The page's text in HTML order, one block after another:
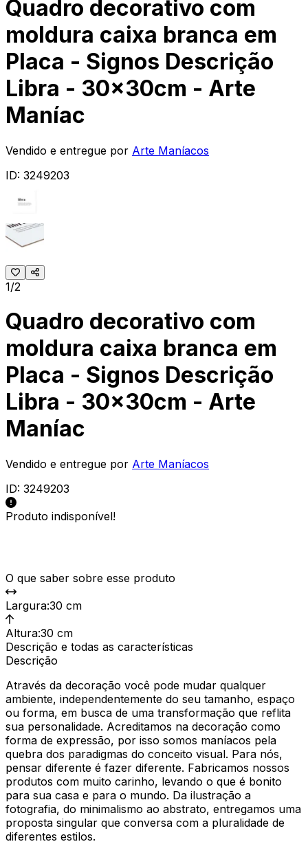
Quadro decorativo com
moldura caixa branca em
Placa - Signos Descrição
Libra - 30x30cm - Arte
Maníac
Vendido e entregue por Arte Maníacos
ID: 3249203
1/2
Quadro decorativo com
moldura caixa branca em
Placa - Signos Descrição
Libra - 30x30cm - Arte
Maníac
Vendido e entregue por Arte Maníacos
ID: 3249203
Produto indisponível!
O que saber sobre esse produto
Largura:30 cm
Altura:30 cm
Descrição e todas as características
Descrição
Através da decoração você pode mudar qualquer
ambiente, independentemente do seu tamanho, espaço
ou forma, em busca de uma transformação que reflita
sua personalidade. Acreditamos na decoração como
forma de expressão, por isso somos maníacos pela
quebra dos paradigmas do conceito visual. Para nós,
pensar diferente é fazer diferente. Fabricamos nossos
produtos com muito carinho, levando o que é bonito
para sua casa e para o mundo. Da ilustração a
fotografia, do minimalismo ao abstrato, entregamos uma
proposta singular que conversa com a pluralidade de
diferentes estilos.